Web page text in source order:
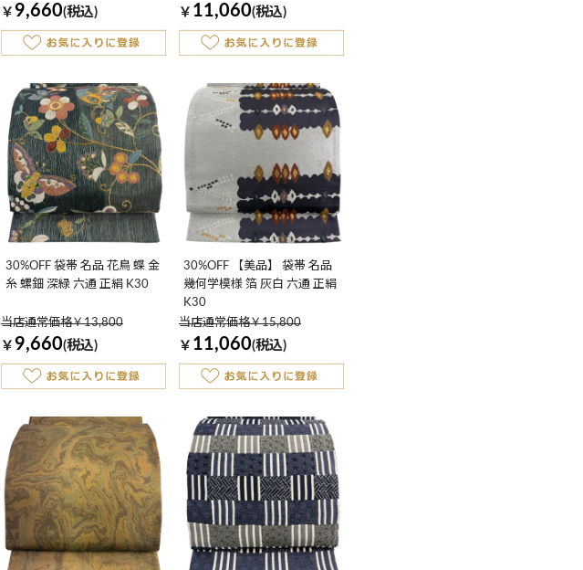
￥ 9,660(税込) ￥ 11,060(税込)
30%OFF 袋帯 名品 花鳥 蝶 金
糸 螺鈿 深緑 六通 正絹 K30
当店通常価格￥13,800
￥ 9,660(税込)
30%OFF 【美品】 袋帯 名品
幾何学模様 箔 灰白 六通 正絹
K30
当店通常価格￥15,800
￥ 11,060(税込)